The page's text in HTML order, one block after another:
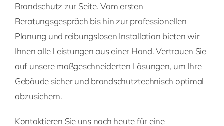
Brandschutz zur Seite. Vom ersten
Beratungsgespräch bis hin zur professionellen
Planung und reibungslosen Installation bieten wir
Ihnen alle Leistungen aus einer Hand. Vertrauen Sie
auf unsere maßgeschneiderten Lösungen, um Ihre
Gebäude sicher und brandschutztechnisch optimal
abzusichern.
Kontaktieren Sie uns noch heute für eine